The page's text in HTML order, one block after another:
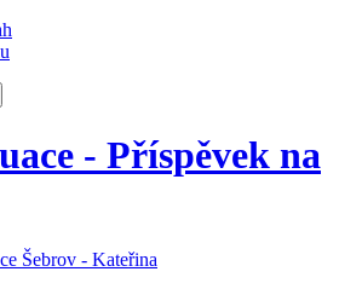
- Příspěvek na